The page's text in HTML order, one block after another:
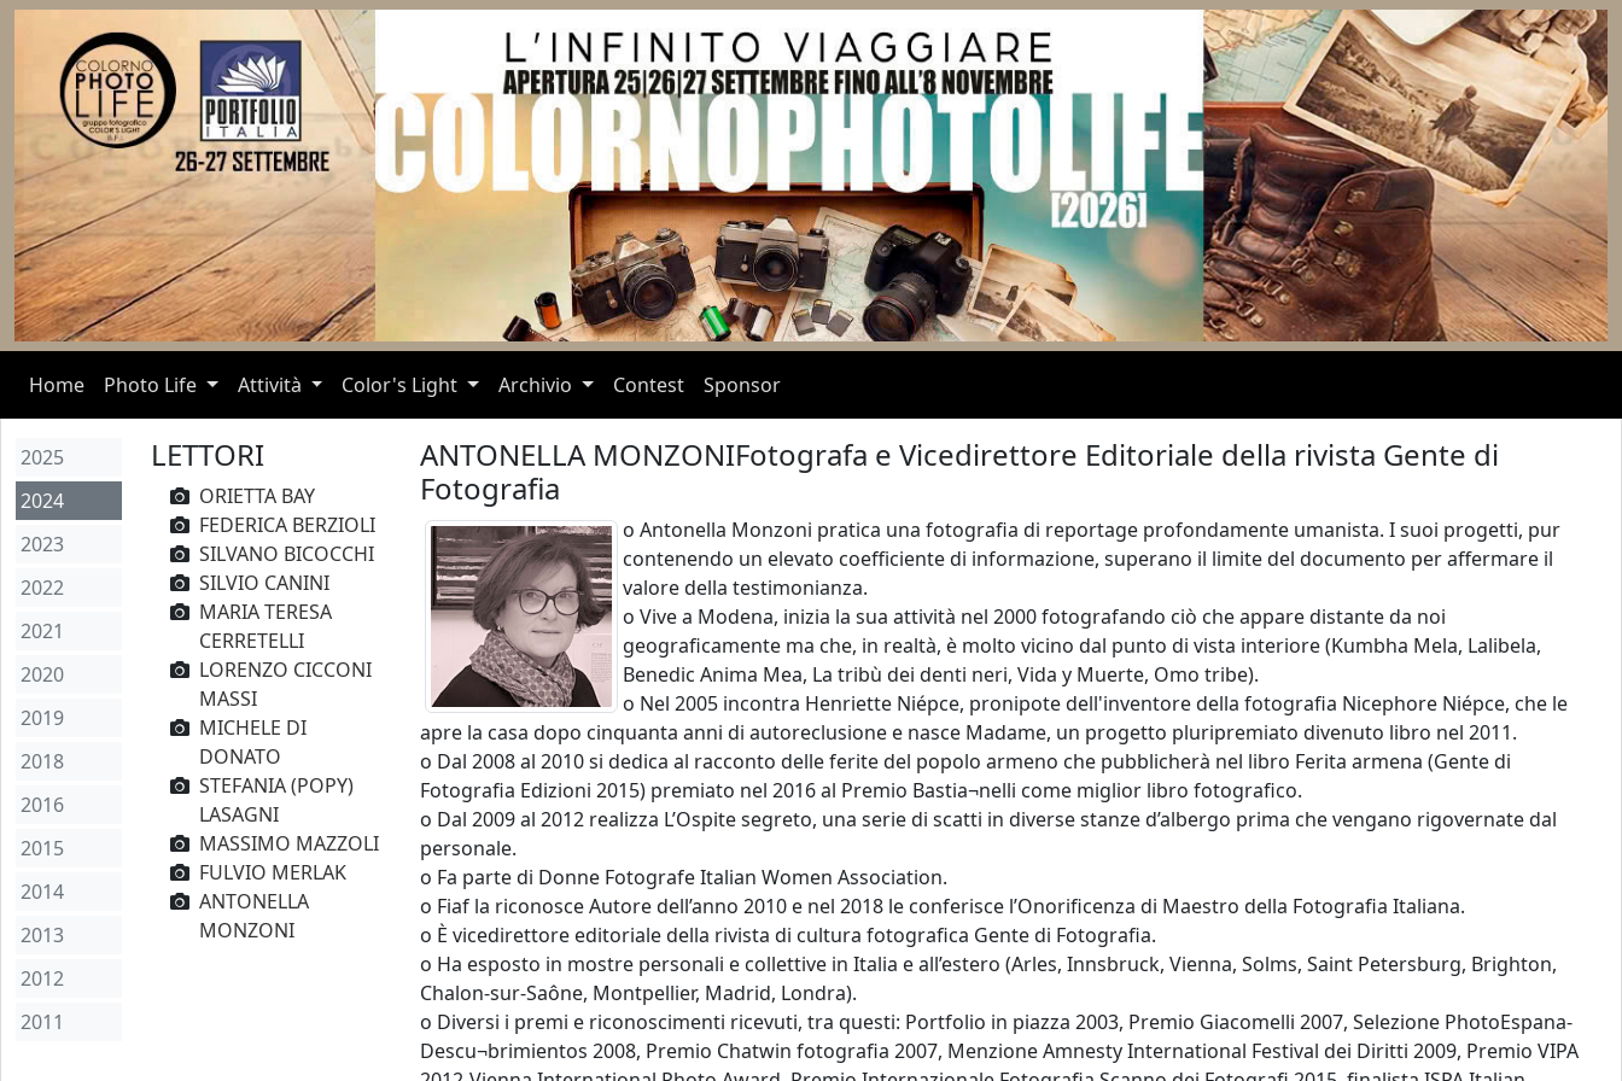
Home(current)
Photo Life Attività Color's Light Archivio Contest Sponsor
2025
2024
2023
2022
2021
2020
2019
2018
2016
2015
2014
2013
2012
2011
LETTORI
ORIETTA BAY
FEDERICA BERZIOLI
SILVANO BICOCCHI
SILVIO CANINI
MARIA TERESA
CERRETELLI
LORENZO CICCONI
MASSI
MICHELE DI
DONATO
STEFANIA (POPY)
LASAGNI
MASSIMO MAZZOLI
FULVIO MERLAK
ANTONELLA
MONZONI
ANTONELLA MONZONIFotografa e Vicedirettore Editoriale della rivista Gente di
Fotografia
o Antonella Monzoni pratica una fotografia di reportage profondamente umanista. I suoi progetti, pur
contenendo un elevato coefficiente di informazione, superano il limite del documento per affermare il
valore della testimonianza.
o Vive a Modena, inizia la sua attività nel 2000 fotografando ciò che appare distante da noi
geograficamente ma che, in realtà, è molto vicino dal punto di vista interiore (Kumbha Mela, Lalibela,
Benedic Anima Mea, La tribù dei denti neri, Vida y Muerte, Omo tribe).
o Nel 2005 incontra Henriette Niépce, pronipote dell'inventore della fotografia Nicephore Niépce, che le
apre la casa dopo cinquanta anni di autoreclusione e nasce Madame, un progetto pluripremiato divenuto libro nel 2011.
o Dal 2008 al 2010 si dedica al racconto delle ferite del popolo armeno che pubblicherà nel libro Ferita armena (Gente di
Fotografia Edizioni 2015) premiato nel 2016 al Premio Bastia¬nelli come miglior libro fotografico.
o Dal 2009 al 2012 realizza L’Ospite segreto, una serie di scatti in diverse stanze d’albergo prima che vengano rigovernate dal
personale.
o Fa parte di Donne Fotografe Italian Women Association.
o Fiaf la riconosce Autore dell’anno 2010 e nel 2018 le conferisce l’Onorificenza di Maestro della Fotografia Italiana.
o È vicedirettore editoriale della rivista di cultura fotografica Gente di Fotografia.
o Ha esposto in mostre personali e collettive in Italia e all’estero (Arles, Innsbruck, Vienna, Solms, Saint Petersburg, Brighton,
Chalon-sur-Saône, Montpellier, Madrid, Londra).
o Diversi i premi e riconoscimenti ricevuti, tra questi: Portfolio in piazza 2003, Premio Giacomelli 2007, Selezione PhotoEspana-
Descu¬brimientos 2008, Premio Chatwin fotografia 2007, Menzione Amnesty International Festival dei Diritti 2009, Premio VIPA